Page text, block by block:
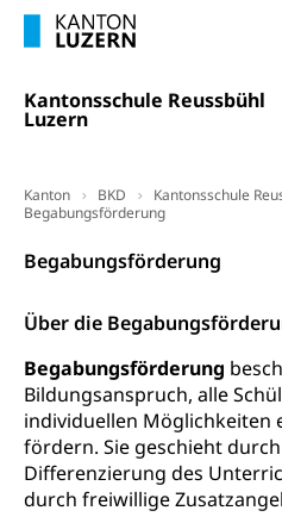
Kantonsschule Reussbühl
Luzern
Kanton BKD Kantonsschule
Begabungsförderung
Begabungsförderung
Über die
Begabungsförderung
Bildungsanspruch, alle
individuellen Möglichkeiten
fördern. Sie geschieht
Differenzierung des
durch freiwillige
Kranken- und
Prävention
Gesundheitsvorsorge,
Tabakprävention,
Sekundärprävention,
Kantonales
Sozialversicherungen,
Mutterschaftsversicherung,
Kranken- und
Soziales und
Sucht und Drogen
Drogenabhängigkeit,
Medikamentenabhängigkeit,
Arzneimittelabhängigkeit,
Drogenabhängige,
Betäubungsmittel,